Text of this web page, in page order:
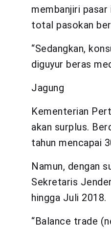
membanjiri pasar
total pasokan
“Sedangkan,
diguyur beras
Jagung
Kementerian
akan surplus.
tahun mencapai
Namun, dengan
Sekretaris
hingga Juli 2018.
“Balance trade